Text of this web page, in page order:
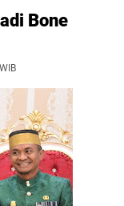
Bone